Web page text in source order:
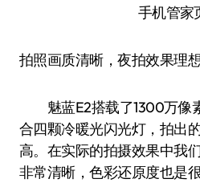
手机管家
拍照画质清晰，夜拍效果理
魅蓝E2搭载了1300万像
合四颗冷暖光闪光灯，拍出
高。在实际的拍摄效果中我
非常清晰，色彩还原度也是